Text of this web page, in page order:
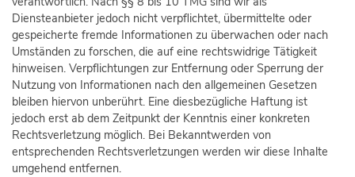
Diensteanbieter jedoch nicht verpflichtet, übermittelte oder
gespeicherte fremde Informationen zu überwachen oder nach
Umständen zu forschen, die auf eine rechtswidrige Tätigkeit
hinweisen. Verpflichtungen zur Entfernung oder Sperrung der
Nutzung von Informationen nach den allgemeinen Gesetzen
bleiben hiervon unberührt. Eine diesbezügliche Haftung ist
jedoch erst ab dem Zeitpunkt der Kenntnis einer konkreten
Rechtsverletzung möglich. Bei Bekanntwerden von
entsprechenden Rechtsverletzungen werden wir diese Inhalte
umgehend entfernen.